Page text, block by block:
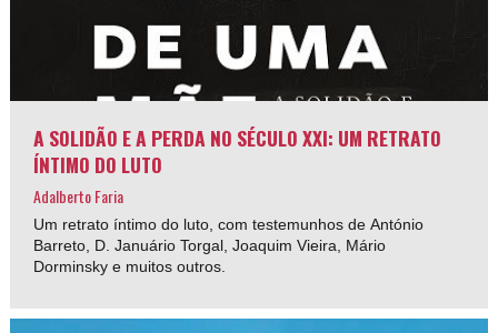
A SOLIDÃO E A PERDA NO SÉCULO XXI: UM RETRATO
ÍNTIMO DO LUTO
Adalberto Faria
Um retrato íntimo do luto, com testemunhos de António
Barreto, D. Januário Torgal, Joaquim Vieira, Mário
Dorminsky e muitos outros.